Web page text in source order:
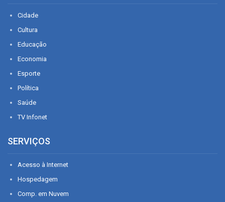
Cidade
Cultura
Educação
Economia
Esporte
Política
Saúde
TV Infonet
SERVIÇOS
Acesso à Internet
Hospedagem
Comp. em Nuvem